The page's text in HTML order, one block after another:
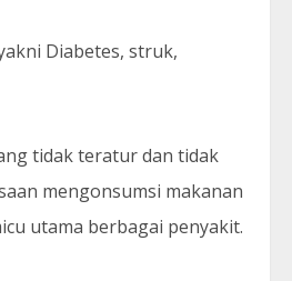
Diabetes, struk,
tidak teratur dan tidak
mengonsumsi makanan
utama berbagai penyakit.